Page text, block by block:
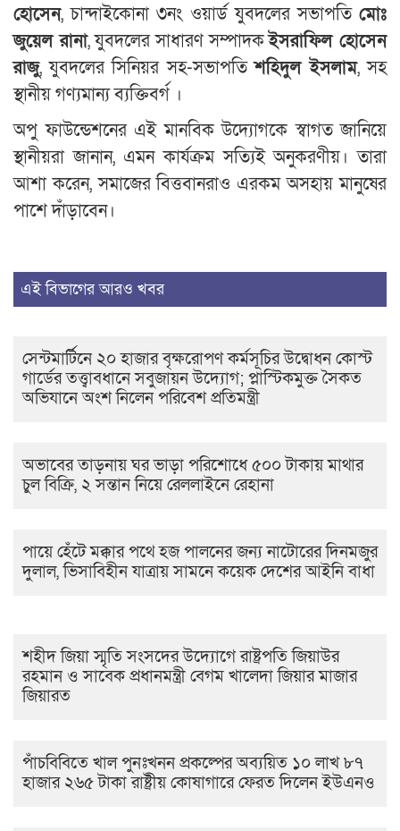
হোসেন, চান্দাইকোনা ৩নং ওয়ার্ড যুবদলের সভাপতি মোঃ
জুয়েল রানা, যুবদলের সাধারণ সম্পাদকইসরাফিল হোসেন
রাজু, যুবদলের সিনিয়র সহ-সভাপতিশহিদুল ইসলাম, সহ
স্থানীয় গণ্যমান্য ব্যক্তিবর্গ ।
অপু ফাউন্ডেশনের এই মানবিক উদ্যোগকে স্বাগত জানিয়ে
স্থানীয়রা জানান, এমন কার্যক্রম সত্যিই অনুকরণীয়। তারা
আশা করেন, সমাজের বিত্তবানরাও এরকম অসহায় মানুষের
পাশে দাঁড়াবেন।
এই বিভাগের আরও খবর
সেন্টমার্টিনে ২০ হাজার বৃক্ষরোপণ কর্মসূচির উদ্বোধন কোস্ট
গার্ডের তত্ত্বাবধানে সবুজায়ন উদ্যোগ; প্লাস্টিকমুক্ত সৈকত
অভিযানে অংশ নিলেন পরিবেশ প্রতিমন্ত্রী
অভাবের তাড়নায় ঘর ভাড়া পরিশোধে ৫০০ টাকায় মাথার
চুল বিক্রি, ২ সন্তান নিয়ে রেললাইনে রেহানা
পায়ে হেঁটে মক্কার পথে হজ পালনের জন্য নাটোরের দিনমজুর
দুলাল, ভিসাবিহীন যাত্রায় সামনে কয়েক দেশের আইনি বাধা
শহীদ জিয়া স্মৃতি সংসদের উদ্যোগে রাষ্ট্রপতি জিয়াউর
রহমান ও সাবেক প্রধানমন্ত্রী বেগম খালেদা জিয়ার মাজার
জিয়ারত
পাঁচবিবিতে খাল পুনঃখনন প্রকল্পের অব্যয়িত ১০ লাখ ৮৭
হাজার ২৬৫ টাকা রাষ্ট্রীয় কোষাগারে ফেরত দিলেন ইউএনও